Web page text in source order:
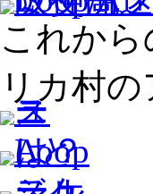
これか
リカ村